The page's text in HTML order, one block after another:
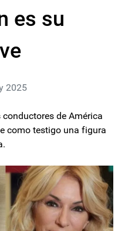
es su
2025
de América
como testigo una figura